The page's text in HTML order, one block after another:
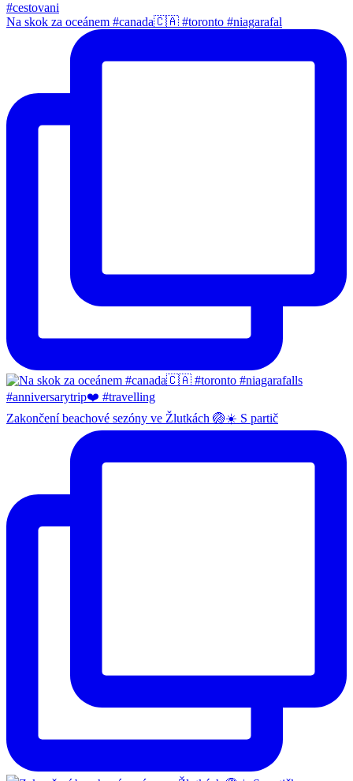
Na skok za oceánem #canada🇨🇦 #toronto #niagarafal
Zakončení beachové sezóny ve Žlutkách 🏐☀️ S partič